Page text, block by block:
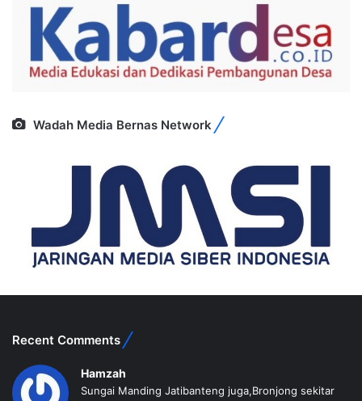
Wadah Media Bernas Network
Recent Comments
Hamzah
Sungai Manding Jatibanteng juga,Bronjong sekitar